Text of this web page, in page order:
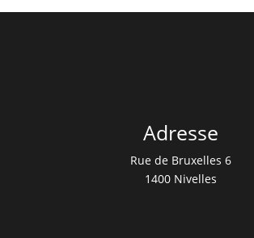
Adresse
Rue de Bruxelles 6
1400 Nivelles